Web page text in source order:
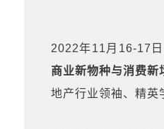
2022年11月16-17日
商业新物种与消费新
地产行业领袖、精英